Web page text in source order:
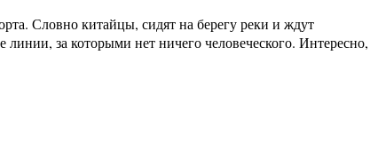
Словно китайцы, сидят на берегу реки и ждут
за которыми нет ничего человеческого. Интересно,